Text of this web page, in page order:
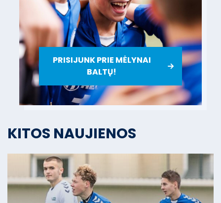
PRISIJUNK PRIE MĖLYNAI
BALTŲ!
KITOS NAUJIENOS